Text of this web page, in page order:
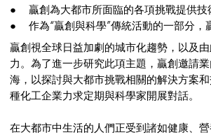
贏創為大都市所面臨的各項挑戰提供技
作為“贏創與科學”傳統活動的一部分
贏創視全球日益加劇的城市化趨勢，以及
力。為了進一步研究此項主題，贏創邀請
海，以探討與大都市挑戰相關的解決方案
種化工企業力求定期與科學家開展對話。
在大都市中生活的人們正受到諸如健康、